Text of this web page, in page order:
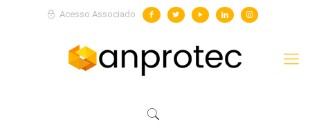
Acesso Associado